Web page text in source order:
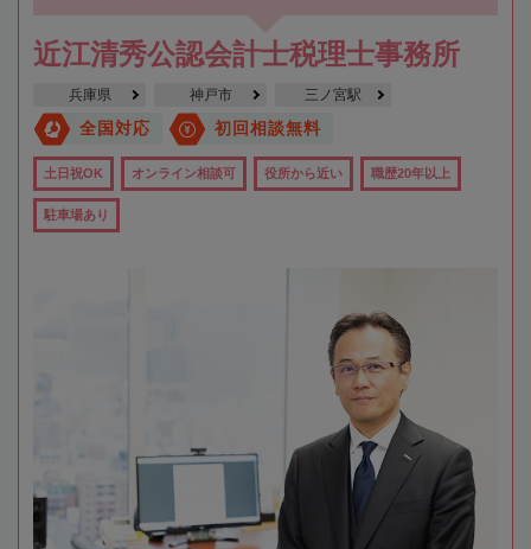
近江清秀公認会計士税理士事務所
兵庫県 神戸市 三ノ宮駅
全国対応 初回相談無料
土日祝OK オンライン相談可 役所から近い 職歴20年以上
駐車場あり